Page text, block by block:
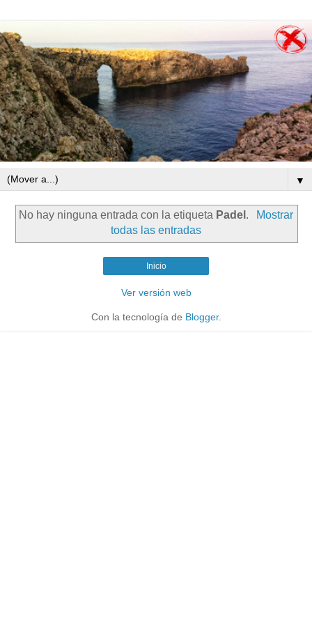
▼
No hay ninguna entrada con la etiqueta Padel .
Mostrar
todas las entradas
Inicio
Ver versión web
Con la tecnología de Blogger.